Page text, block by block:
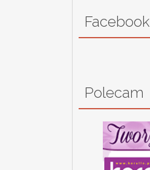
Facebook
Polecam